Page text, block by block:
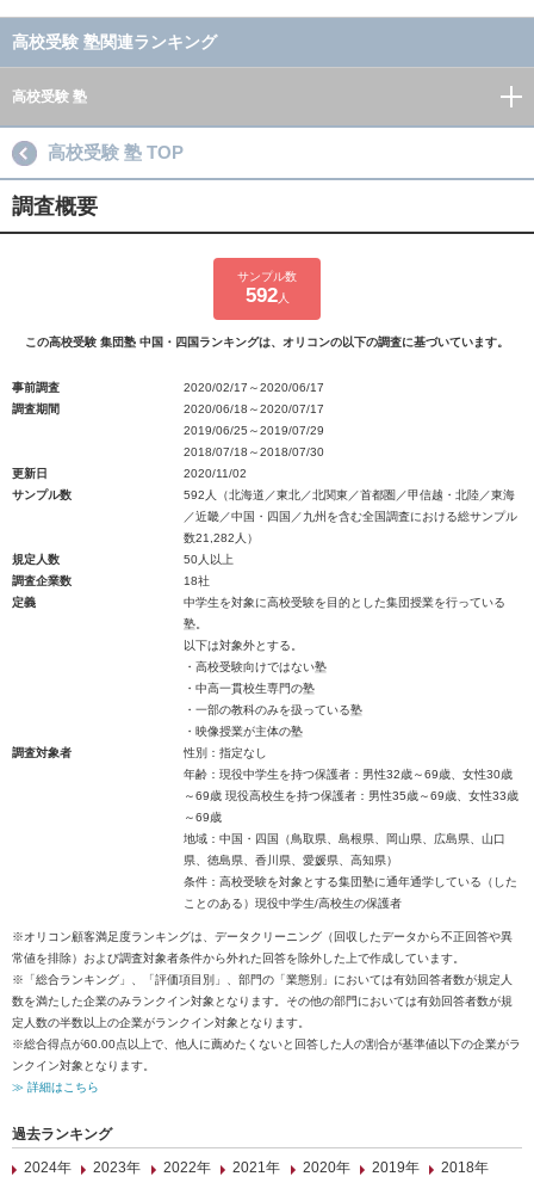
高校受験 塾関連ランキング
高校受験 塾
高校受験 塾 TOP
調査概要
サンプル数
592人
この高校受験 集団塾 中国・四国ランキングは、オリコンの以下の調査に基づいています。
事前調査
2020/02/17～2020/06/17
調査期間
2020/06/18～2020/07/17
2019/06/25～2019/07/29
2018/07/18～2018/07/30
更新日
2020/11/02
サンプル数
592人（北海道／東北／北関東／首都圏／甲信越・北陸／東海
／近畿／中国・四国／九州を含む全国調査における総サンプル
数21,282人）
規定人数
50人以上
調査企業数
18社
定義
中学生を対象に高校受験を目的とした集団授業を行っている
塾。
以下は対象外とする。
・高校受験向けではない塾
・中高一貫校生専門の塾
・一部の教科のみを扱っている塾
・映像授業が主体の塾
調査対象者
性別：指定なし
年齢：現役中学生を持つ保護者：男性32歳～69歳、女性30歳
～69歳 現役高校生を持つ保護者：男性35歳～69歳、女性33歳
～69歳
地域：中国・四国（鳥取県、島根県、岡山県、広島県、山口
県、徳島県、香川県、愛媛県、高知県）
条件：高校受験を対象とする集団塾に通年通学している（した
ことのある）現役中学生/高校生の保護者
※オリコン顧客満足度ランキングは、データクリーニング（回収したデータから不正回答や異
常値を排除）および調査対象者条件から外れた回答を除外した上で作成しています。
※「総合ランキング」、「評価項目別」、部門の「業態別」においては有効回答者数が規定人
数を満たした企業のみランクイン対象となります。その他の部門においては有効回答者数が規
定人数の半数以上の企業がランクイン対象となります。
※総合得点が60.00点以上で、他人に薦めたくないと回答した人の割合が基準値以下の企業がラ
ンクイン対象となります。
≫ 詳細はこちら
過去ランキング
2024年
2023年 2022年 2021年 2020年 2019年 2018年